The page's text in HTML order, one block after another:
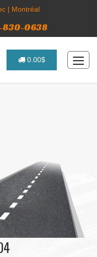
| Montréal
830-0638
0.00$